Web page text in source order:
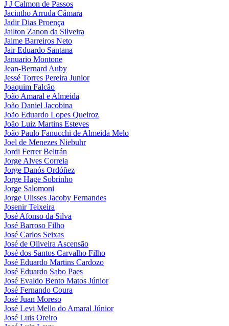
J J Calmon de Passos
Jacintho Arruda Câmara
Jadir Dias Proença
Jailton Zanon da Silveira
Jaime Barreiros Neto
Jair Eduardo Santana
Januario Montone
Jean-Bernard Auby
Jessé Torres Pereira Junior
Joaquim Falcão
João Amaral e Almeida
João Daniel Jacobina
João Eduardo Lopes Queiroz
João Luiz Martins Esteves
João Paulo Fanucchi de Almeida Melo
Joel de Menezes Niebuhr
Jordi Ferrer Beltrán
Jorge Alves Correia
Jorge Danós Ordóñez
Jorge Hage Sobrinho
Jorge Salomoni
Jorge Ulisses Jacoby Fernandes
Josenir Teixeira
José Afonso da Silva
José Barroso Filho
José Carlos Seixas
José de Oliveira Ascensão
José dos Santos Carvalho Filho
José Eduardo Martins Cardozo
José Eduardo Sabo Paes
José Evaldo Bento Matos Júnior
José Fernando Coura
José Juan Moreso
José Levi Mello do Amaral Júnior
José Luis Oreiro